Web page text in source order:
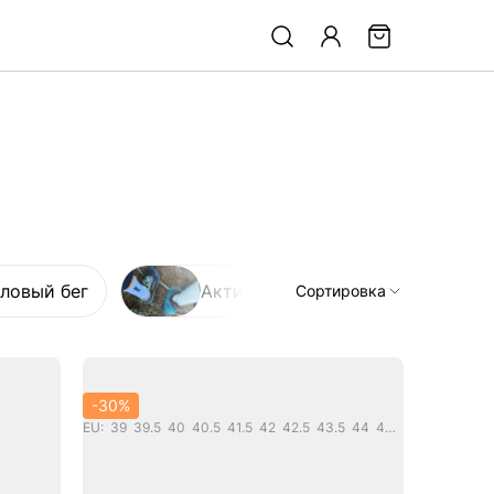
бег Активный отдых
Сортировка
-30%
EU: 39 39.5 40 40.5 41.5 42 42.5 43.5 44 44.5 45 46 46.5 47